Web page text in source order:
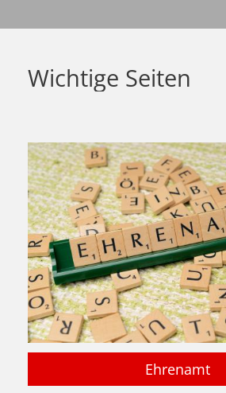
Wichtige Seiten
Ehrenamt